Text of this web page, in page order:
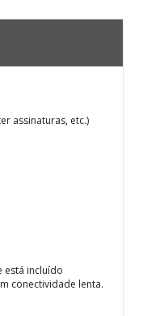
assinaturas, etc.)
está incluído
conectividade lenta.